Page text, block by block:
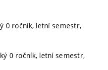
0 ročník, letní semestr,
0 ročník, letní semestr,